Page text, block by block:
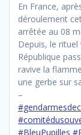
En France,
déroulement
arrêtée au 08
Depuis, le
République
ravive la
une gerbe sur
–
#BleuPupilles